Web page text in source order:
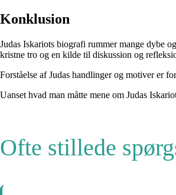
Konklusion
Judas Iskariots biografi rummer mange dybe
kristne tro og en kilde til diskussion og
Forståelse af Judas handlinger og motiver er
Uanset hvad man måtte mene om Judas
Ofte stillede